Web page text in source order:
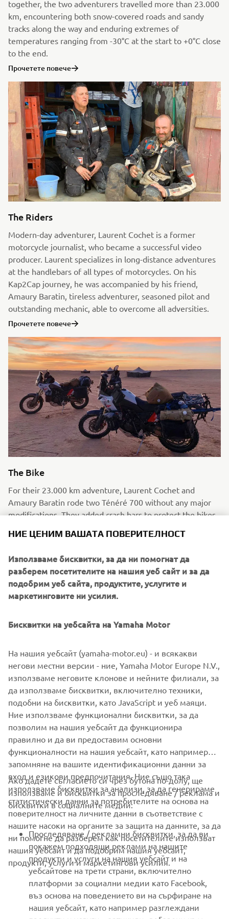
together, the two adventurers travelled more than 23.000
km, encountering both snow-covered roads and sandy
tracks along the way and enduring extremes of
temperatures ranging from -30°C at the start to +0°C close
to the end.
Прочетете повече
The Riders
Modern-day adventurer, Laurent Cochet is a former
motorcycle journalist, who became a successful video
producer. Laurent specializes in long-distance adventures
at the handlebars of all types of motorcycles. On his
Kap2Cap journey, he was accompanied by his friend,
Amaury Baratin, tireless adventurer, seasoned pilot and
outstanding mechanic, able to overcome all adversities.
Прочетете повече
The Bike
For their 23.000 km adventure, Laurent Cochet and
Amaury Baratin rode two Ténéré 700 without any major
modifications. They added crash bars to protect the bikes
them to bring along video filming equipment. To cross the
been added : enduro tires, support for the GPS and a tank
filter in order to use local gasoline.
Прочетете повече
CORPORATE
FOR BUSINESS
MORE YAMAHA
SUPPORT
НОВИНАРСКИ БЮЛЕТИН
НИЕ ЦЕНИМ ВАШАТА ПОВЕРИТЕЛНОСТ
Използваме бисквитки, за да ни помогнат да
разберем посетителите на нашия уеб сайт и за да
подобрим уеб сайта, продуктите, услугите и
маркетинговите ни усилия.
Бисквитки на уебсайта на Yamaha Motor
На нашия уебсайт (yamaha-motor.eu) - и всякакви
негови местни версии - ние, Yamaha Motor Europe N.V.,
използваме неговите клонове и нейните филиали, за
да използваме бисквитки, включително техники,
подобни на бисквитки, като JavaScript и уеб маяци.
Ние използваме функционални бисквитки, за да
позволим на нашия уебсайт да функционира
правилно и да ви предоставим основни
функционалности на нашия уебсайт, като например
запомняне на вашите идентификационни данни за
вход и езикови предпочитания. Ние също така
използваме бисквитки за анализи, за да генерираме
статистически данни за потребителите на основа на
поверителност на личните данни в съответствие с
нашите насоки на органите за защита на данните, за да
ни помогне да разберем как посетителите използват
нашия уебсайт и да подобрим нашия уебсайт,
продукти, услуги и маркетингови усилия.
Ако дадете съгласието си чрез бутона по-долу, ще
използваме и бисквитки за проследяване / реклама и
бисквитки в социалните медии:
Проследяване / рекламни бисквитки, за да ви
покажем подходящи реклами на нашите
продукти и услуги на нашия уебсайт и на
уебсайтове на трети страни, включително
платформи за социални медии като Facebook,
въз основа на поведението ви на сърфиране на
нашия уебсайт, като например разглеждани